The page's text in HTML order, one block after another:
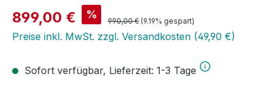
Verkaufspreis:
899,00 € % Regulärer Preis:
990,00 € (9.19% gespart)
Preise inkl. MwSt. zzgl. Versandkosten (49,90 €)
Sofort verfügbar, Lieferzeit: 1-3 Tage